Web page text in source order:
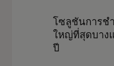
โซลูชันการช
ใหญ่ที่สุดบาง
ปี